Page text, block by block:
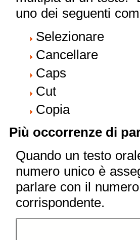
uno dei seguenti
Selezionare
Cancellare
Caps
Cut
Copia
Più occorrenze di
Quando un testo
numero unico è
parlare con il
corrispondente.